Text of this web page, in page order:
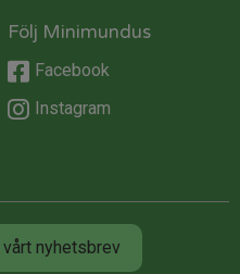
Följ Minimundus
Facebook
Instagram
nyhetsbrev